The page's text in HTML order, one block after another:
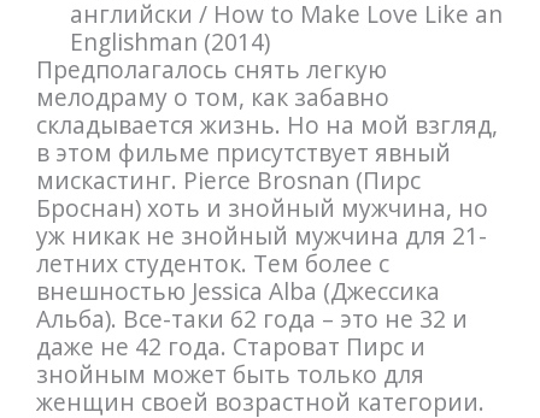
Предполагалось снять легкую
мелодраму о том, как забавно
складывается жизнь. Но на мой взгляд,
в этом фильме присутствует явный
мискастинг. Pierce Brosnan (Пирс
Броснан) хоть и знойный мужчина, но
уж никак не знойный мужчина для 21-
летних студенток. Тем более с
внешностью Jessica Alba (Джессика
Альба). Все-таки 62 года – это не 32 и
даже не 42 года. Староват Пирс и
знойным может быть только для
женщин своей возрастной категории.